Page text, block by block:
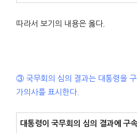
따라서 보기의 내용은 옳다.
③ 국무회의 심의 결과는 대통령을
가의사를 표시한다.
대통령이 국무회의 심의 결과에 구